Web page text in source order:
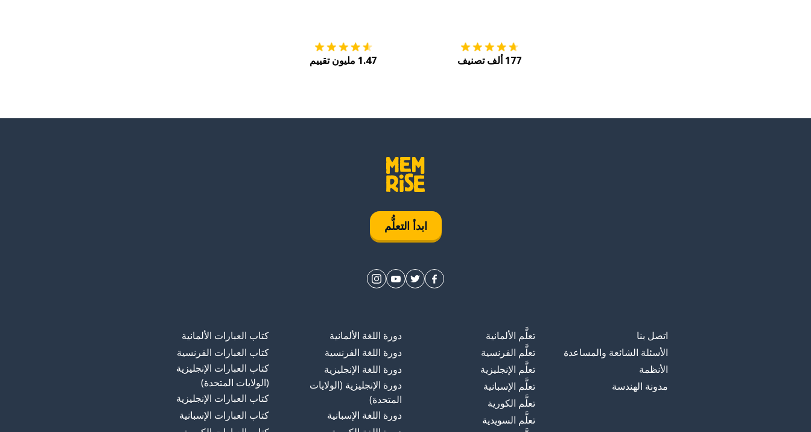
177 ألف تصنيف 1.47 مليون تقييم
ابدأ التعلُّم
اتصل بنا
الأسئلة الشائعة والمساعدة
الأنظمة
مدونة الهندسة
تعلَّم الألمانية
تعلَّم الفرنسية
تعلَّم الإنجليزية
تعلَّم الإسبانية
تعلَّم الكورية
تعلَّم السويدية
دورة اللغة الألمانية
دورة اللغة الفرنسية
دورة اللغة الإنجليزية
دورة الإنجليزية (الولايات
المتحدة)
دورة اللغة الإسبانية
كتاب العبارات الألمانية
كتاب العبارات الفرنسية
كتاب العبارات الإنجليزية
(الولايات المتحدة)
كتاب العبارات الإنجليزية
كتاب العبارات الإسبانية